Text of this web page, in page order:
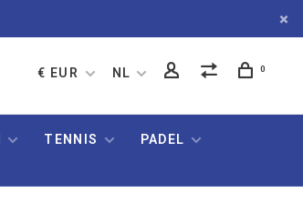
€ EUR NL 0
TENNIS
PADEL